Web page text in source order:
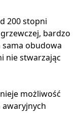
200 stopni
bardzo
sama obudowa
nie stwarzając
możliwość